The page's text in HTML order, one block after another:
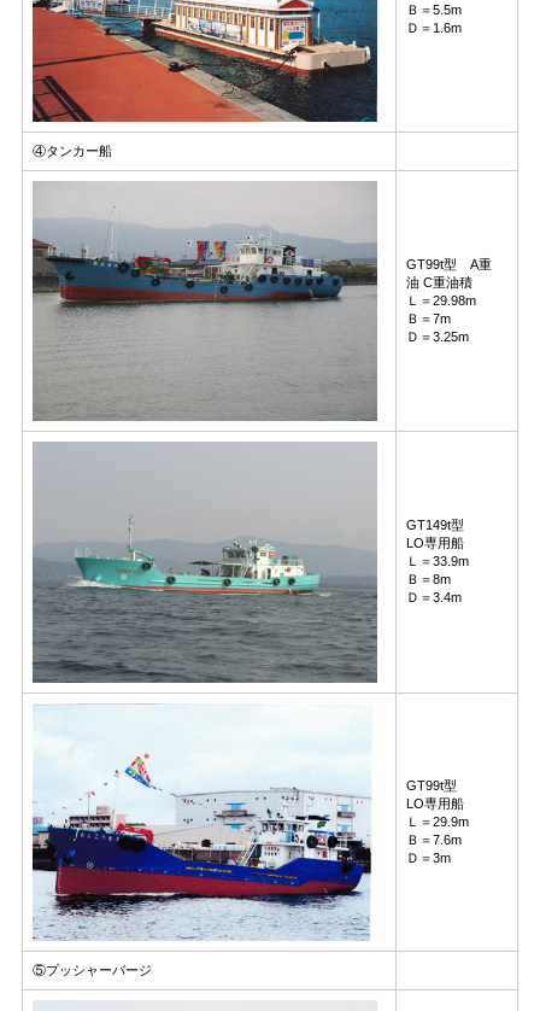
Ｂ＝5.5m
Ｄ＝1.6m
④タンカー船
GT99t型 A重
油 C重油積
Ｌ＝29.98m
Ｂ＝7m
Ｄ＝3.25m
GT149t型
LO専用船
Ｌ＝33.9m
Ｂ＝8m
Ｄ＝3.4m
GT99t型
LO専用船
Ｌ＝29.9m
Ｂ＝7.6m
Ｄ＝3m
⑤プッシャーバージ